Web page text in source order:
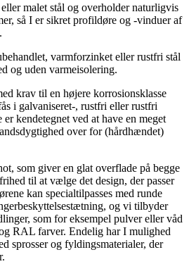
malet stål og overholder naturligvis
så I er sikret profildøre og -vinduer af
varmforzinket eller rustfri stål
og uden varmeisolering.
krav til en højere korrosionsklasse
i galvaniseret-, rustfri eller rustfri
kendetegnet ved at have en meget
over for (hårdhændet)
som giver en glat overflade på begge
til at vælge det design, der passer
kan specialtilpasses med runde
og vi tilbyder
som for eksempel pulver­ eller våd
RAL farver. Endelig har I mulighed
sprosser og fyldingsmaterialer, der